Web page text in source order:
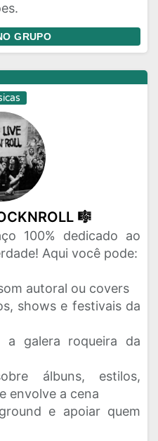
GRUPO
🎼
100% dedicado ao
Aqui você pode:
autoral ou covers
shows e festivais da
galera roqueira da
álbuns, estilos,
envolve a cena
e apoiar quem